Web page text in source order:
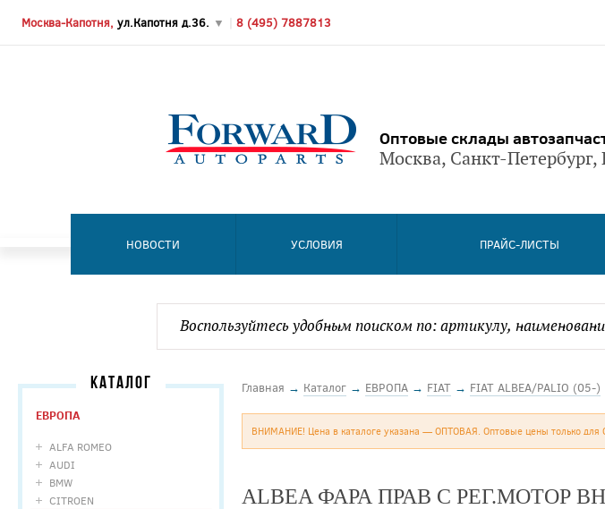
Москва-Капотня, ул.Капотня д.36. ▼ 8 (495) 7887813
Оптовые склады
Москва, Санкт-Петербург,
НОВОСТИ УСЛОВИЯ ПРАЙС-ЛИСТЫ
КАТАЛОГ
ЕВРОПА
ALFA ROMEO
AUDI
BMW
CITROEN
Главная → Каталог → ЕВРОПА → FIAT → FIAT ALBEA/PALIO (05-)
ВНИМАНИЕ! Цена в каталоге указана — ОПТОВАЯ. Оптовые цены только для
ALBEA ФАРА ПРАВ С РЕГ.МОТОР